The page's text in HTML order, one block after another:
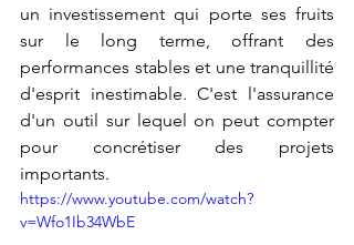
un investissement qui porte ses fruits
sur le long terme, offrant des
performances stables et une tranquillité
d'esprit inestimable. C'est l'assurance
d'un outil sur lequel on peut compter
pour concrétiser des projets
importants.
https://www.youtube.com/watch?
v=Wfo1Ib34WbE